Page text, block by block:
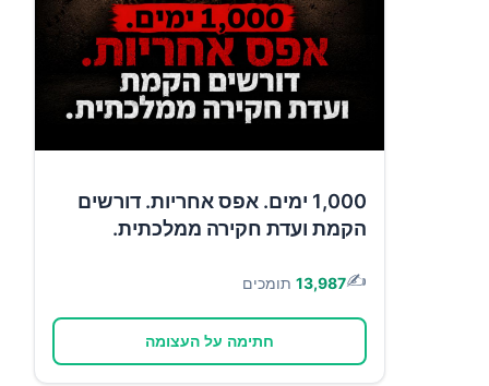
1,000 ימים. אפס אחריות. דורשים
הקמת ועדת חקירה ממלכתית.
✍️
13,987 תומכים
חתימה על העצומה